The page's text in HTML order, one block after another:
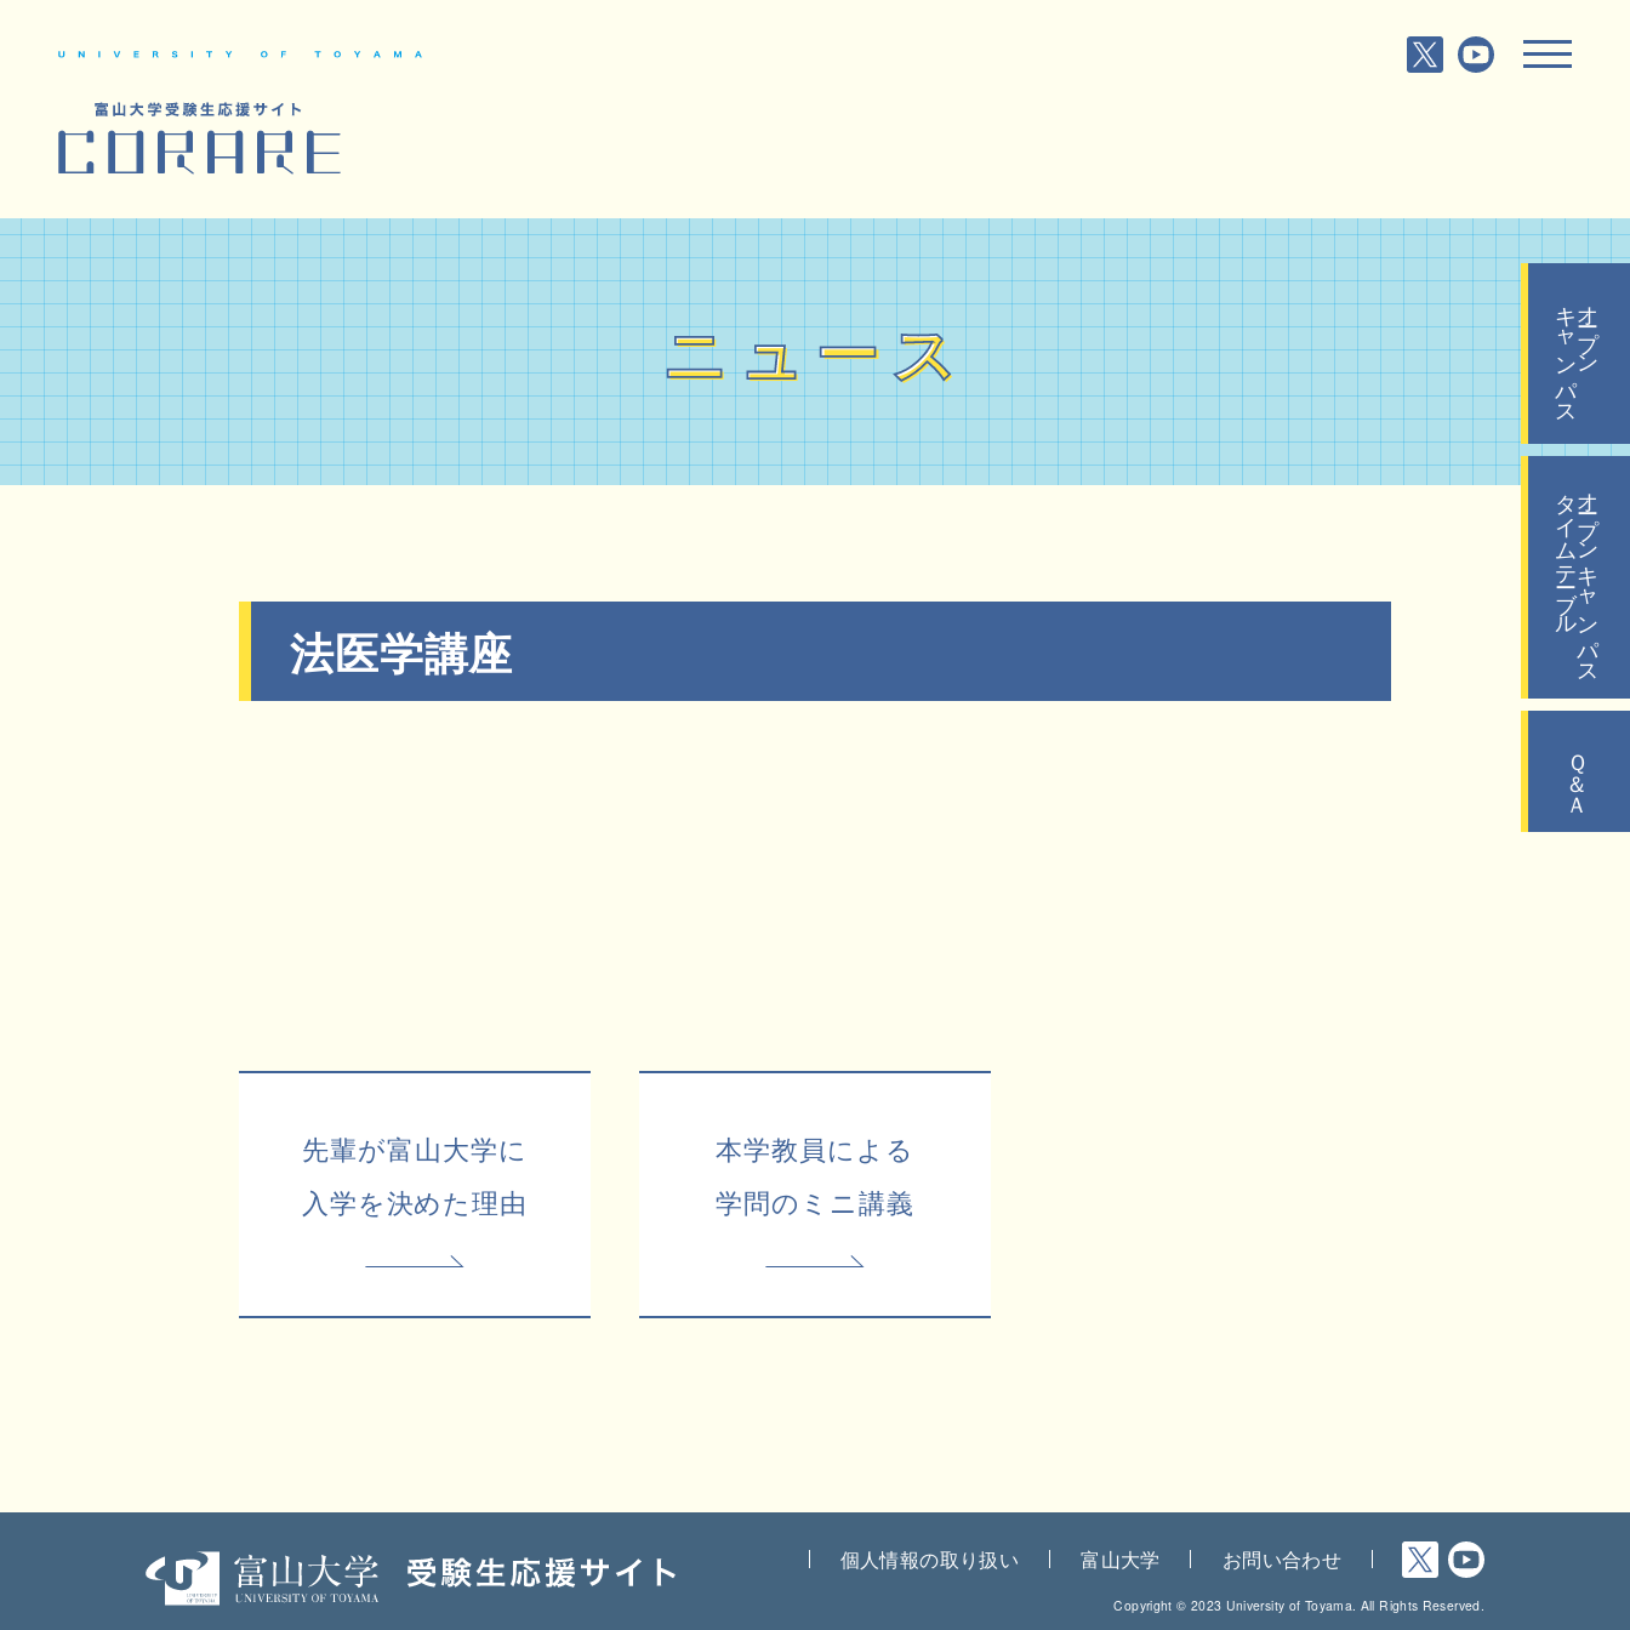
オープン
キャンパス
オープンキャンパス
タイムテーブル
Ｑ＆Ａ
ニュース
ニュース
法医学講座
先輩が富山大学に
入学を決めた理由
本学教員による
学問のミニ講義
個人情報の取り扱い 富山大学 お問い合わせ
Copyright © 2023 University of Toyama. All Rights Reserved.